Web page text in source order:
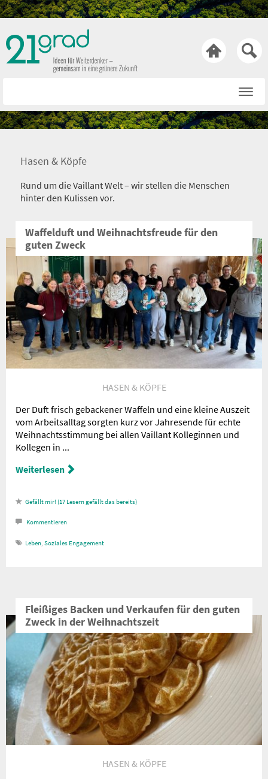

Rat & Tat
Bewusst & Sein
Netiquette
Nachricht an die
Redaktion
Hasen & Köpfe
Rund um die Vaillant Welt – wir stellen die Menschen
hinter den Kulissen vor.
Waffelduft und Weihnachtsfreude für den
guten Zweck
HASEN & KÖPFE
Der Duft frisch gebackener Waffeln und eine kleine Auszeit
vom Arbeitsalltag sorgten kurz vor Jahresende für echte
Weihnachtsstimmung bei allen Vaillant Kolleginnen und
Kollegen in ...
Weiterlesen
17 Lesern gefällt das
Kommentieren
Leben, Soziales Engagement
Fleißiges Backen und Verkaufen für den guten
Zweck in der Weihnachtszeit
HASEN & KÖPFE